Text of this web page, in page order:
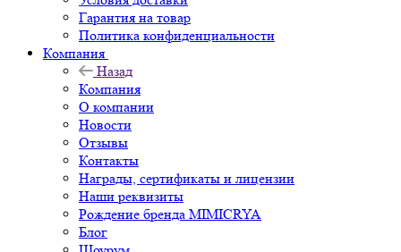
Гарантия на товар
Политика конфиденциальности
Компания
Назад
Компания
О компании
Новости
Отзывы
Контакты
Награды, сертификаты и лицензии
Наши реквизиты
Рождение бренда MIMICRYA
Блог